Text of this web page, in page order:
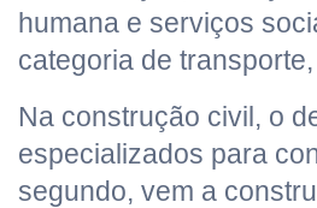
humana e serviços
categoria de
Na construção civil, o
especializados para
segundo, vem a